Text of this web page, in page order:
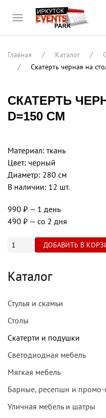
Главная Каталог
Скатерть черная на
СКАТЕРТЬ
D=150 СМ
Материал: ткань
Цвет: черный
Диаметр: 280 см
В наличии: 12 шт.
990 ₽ — 1 день
490 ₽ — со 2 дня
Каталог
Стулья и скамьи
Столы
Скатерти и подушки
Светодиодная мебель
Мягкая мебель
Барные, ресепшн и промо-
Уличная мебель и шатры